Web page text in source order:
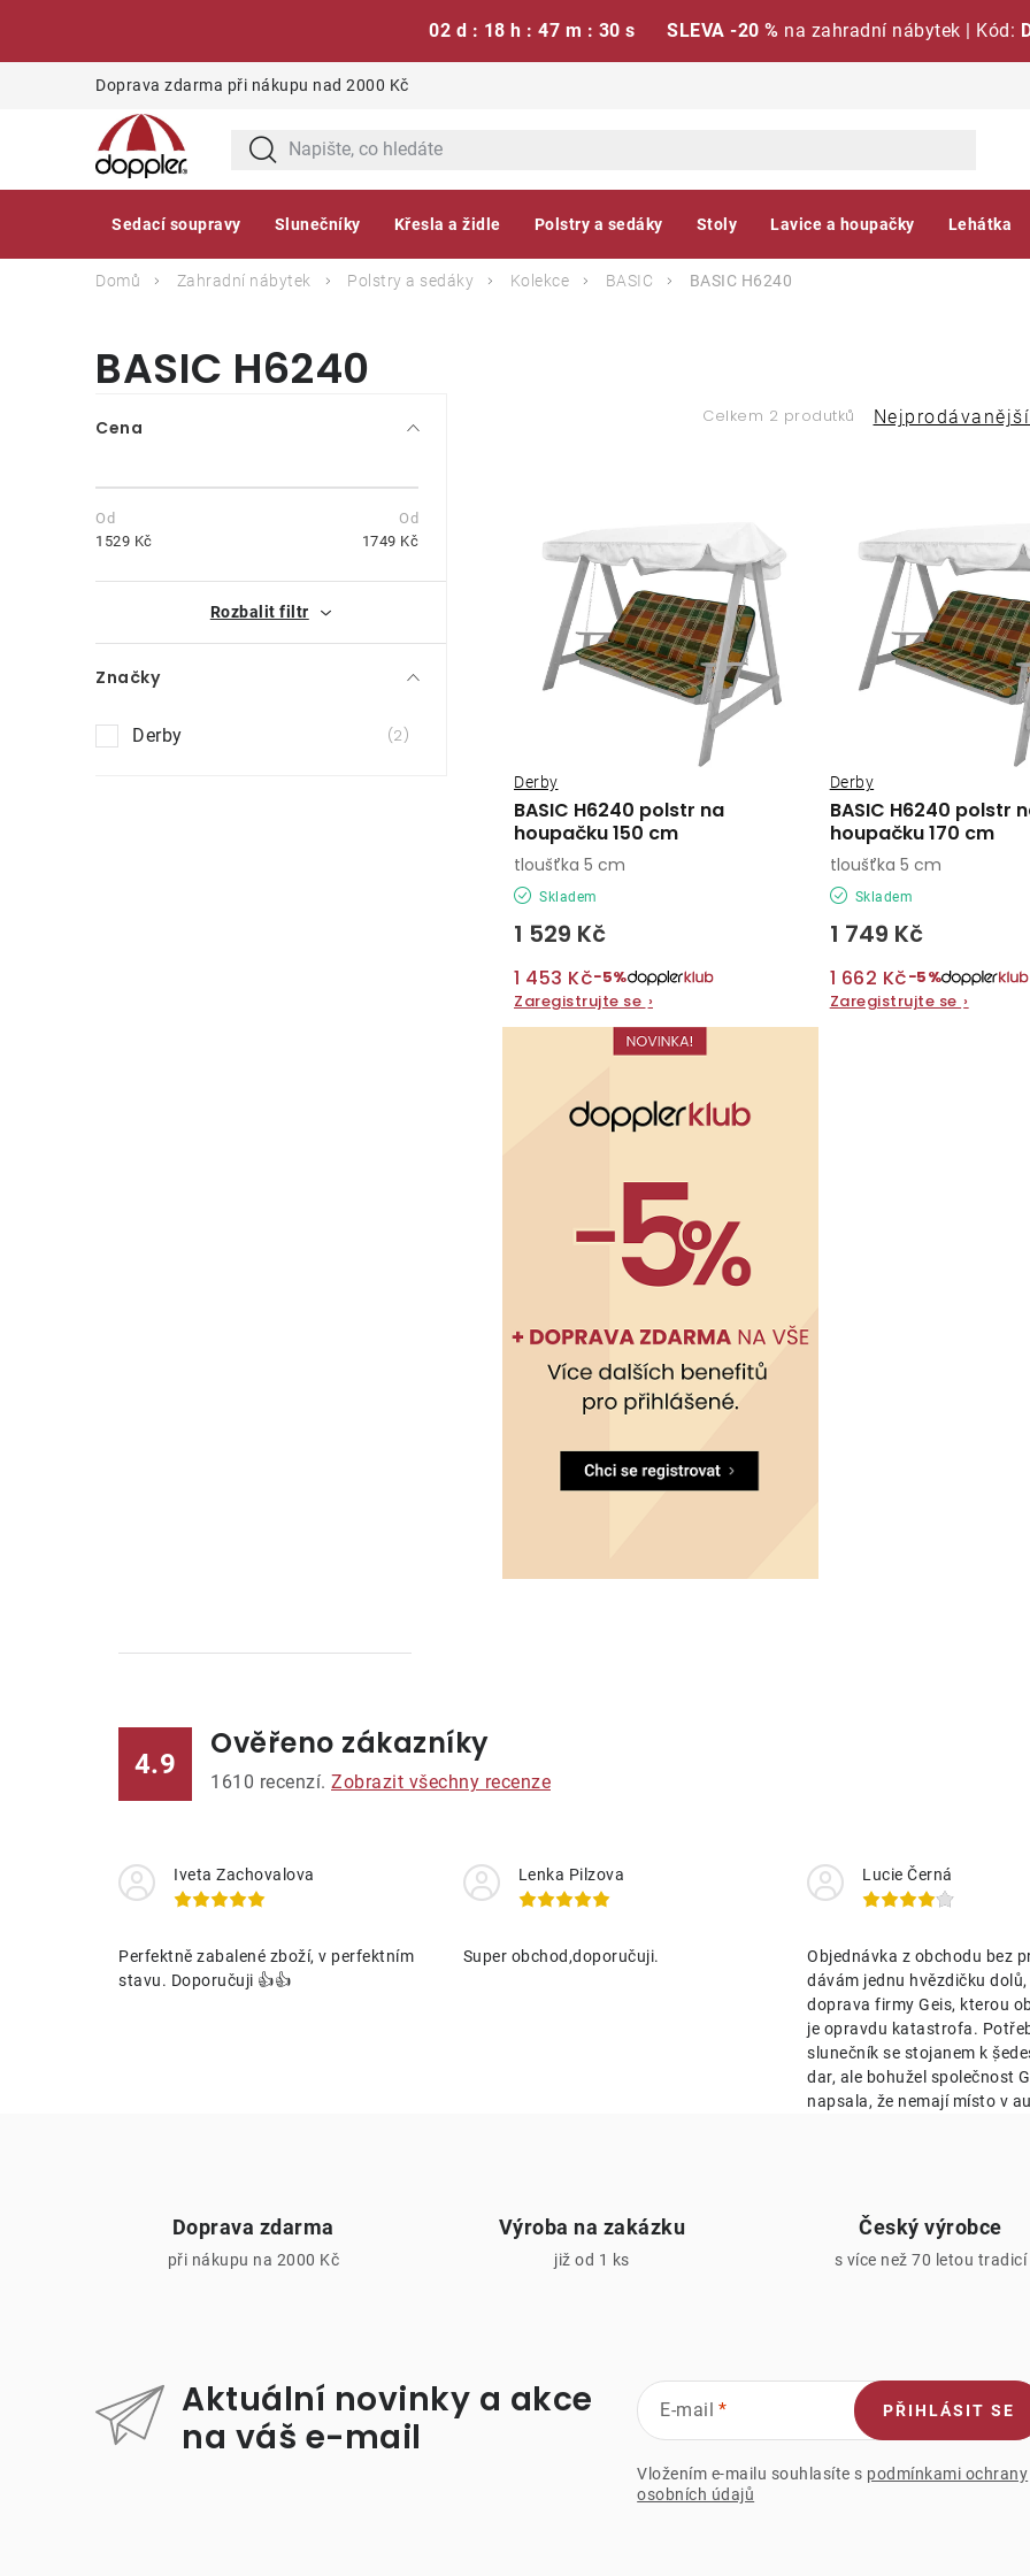
02 d : 18 h : 47 m : 30 s SLEVA -20 % na zahradní nábytek | Kód:
Doprava zdarma při nákupu nad 2000 Kč
Sedací soupravy Slunečníky Křesla a židle Polstry a sedáky Stoly Lavice a houpačky Lehátka
Domů Zahradní nábytek Polstry a sedáky Kolekce BASIC BASIC H6240
BASIC H6240
P
s
t
r
a
n
n
í
Cena
1529 Kč 1749 Kč
Rozbalit filtr
Značky
Derby 2
Celkem 2 produtků
Ř
e
p
o
d
u
k
t
ů
Nejprodávanější
o
d
u
k
t
ů
BASIC H6240 polstr na
houpačku 150 cm
Derby
Skladem
1 529 Kč
1 453 Kč−5%
Zaregistrujte se ›
tloušťka 5 cm
BASIC H6240 polstr
houpačku 170 cm
Derby
Skladem
1 749 Kč
1 662 Kč−5%
Zaregistrujte se ›
tloušťka 5 cm
á
a
c
p
p
4.9
Ověřeno zákazníky
1610 recenzí. Zobrazit všechny recenze
Iveta Zachovalova
Perfektně zabalené zboží, v perfektním
stavu. Doporučuji 👍👍
Lenka Pilzova
Super obchod,doporučuji.
Lucie Černá
Objednávka z obchodu bez
dávám jednu hvězdičku
doprava firmy Geis, kterou
je opravdu katastrofa.
slunečník se stojanem k
dar, ale bohužel společnost
napsala, že nemají místo v
Doprava zdarma
při nákupu na 2000 Kč
Výroba na zakázku
již od 1 ks
Český výrobce
s více než 70 letou tradicí
Aktuální novinky a akce
na váš e-mail
E-mail
Vložením e-mailu souhlasíte s podmínkami ochrany
osobních údajů
PŘIHLÁSIT SE